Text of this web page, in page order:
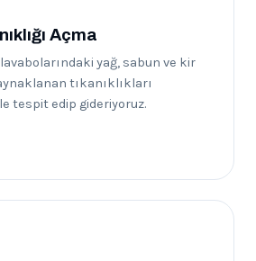
Açma
yağ, sabun ve kir
tıkanıklıkları
tespit edip gideriyoruz.